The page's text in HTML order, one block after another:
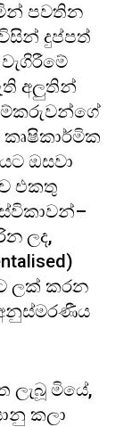
පවතින
දුප්පත්
අලුතින්
ඔසවා
එකතු
ලද,
ලක් කරන
මියේ,
කලා